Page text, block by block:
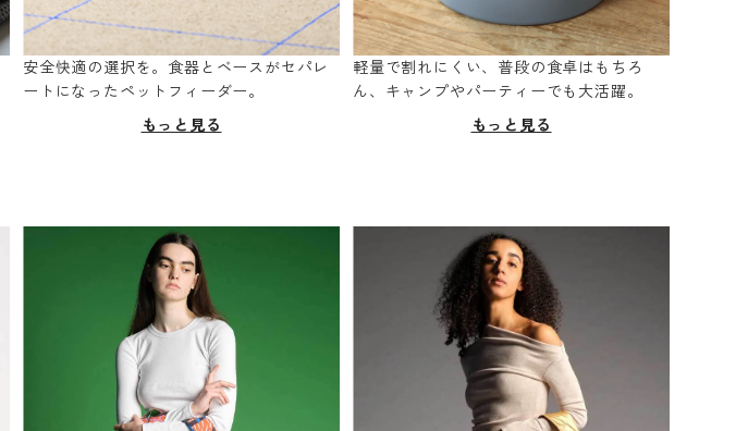
安全快適の選択を。食器とベースがセパレ
ートになったペットフィーダー。
もっと見る
軽量で割れにくい、普段の食卓はもちろ
ん、キャンプやパーティーでも大活躍。
もっと見る